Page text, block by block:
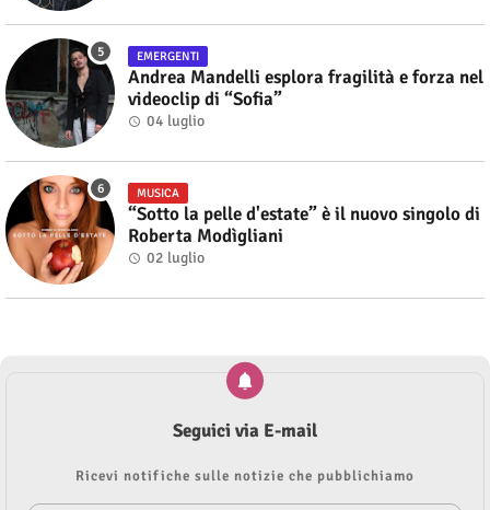
EMERGENTI
Andrea Mandelli esplora fragilità e forza nel
videoclip di “Sofia”
04 luglio
MUSICA
“Sotto la pelle d'estate” è il nuovo singolo di
Roberta Modìgliani
02 luglio
Seguici via E-mail
Ricevi notifiche sulle notizie che pubblichiamo